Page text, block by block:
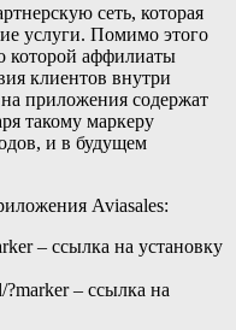
сеть, которая
услуги. Помимо этого
которой аффилиаты
клиентов внутри
приложения содержат
такому маркеру
и в будущем
Aviasales:
– ссылка на установку
– ссылка на